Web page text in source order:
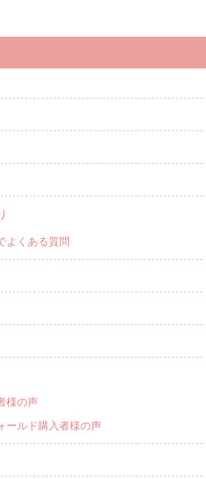
よくある質問
様の声
ールド購入者様の声